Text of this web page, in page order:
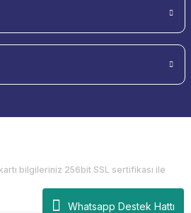
Whatsapp Destek Hattı
bilgileriniz 256bit SSL sertifikası ile